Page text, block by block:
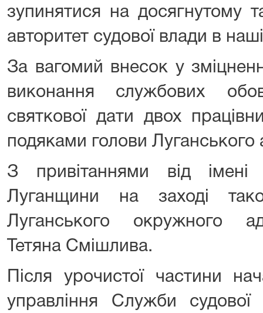
зупинятися на досягнутому
авторитет судової влади в
За вагомий внесок у
виконання службових
святкової дати двох
подяками голови Луганського
З привітаннями від імені
Луганщини на заході
Луганського окружного
Тетяна Смішлива.
Після урочистої частини
управління Служби